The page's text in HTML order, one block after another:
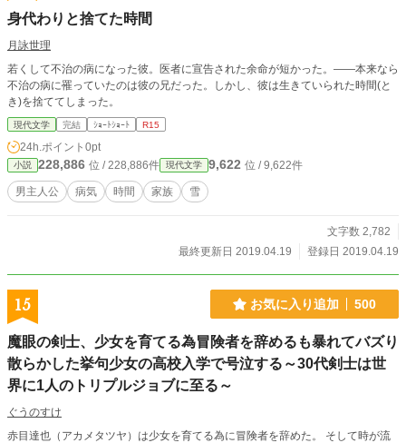
身代わりと捨てた時間
月詠世理
若くして不治の病になった彼。医者に宣告された余命が短かった。——本来なら
不治の病に罹っていたのは彼の兄だった。しかし、彼は生きていられた時間(と
き)を捨ててしまった。
現代文学 完結 ｼｮｰﾄｼｮｰﾄ R15
24h.ポイント 0pt
小説 228,886 位 / 228,886件 現代文学 9,622 位 / 9,622件
男主人公 病気 時間 家族 雪
文字数 2,782
最終更新日 2019.04.19
登録日 2019.04.19
15 お気に入り追加 500
魔眼の剣士、少女を育てる為冒険者を辞めるも暴れてバズり
散らかした挙句少女の高校入学で号泣する～30代剣士は世
界に1人のトリプルジョブに至る～
ぐうのすけ
赤目達也（アカメタツヤ）は少女を育てる為に冒険者を辞めた。 そして時が流